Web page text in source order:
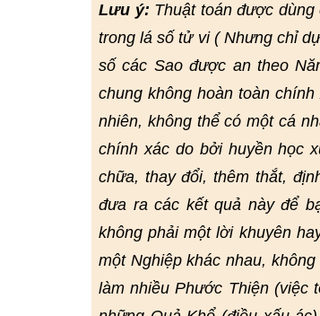
Lưu ý: Thuật toán được dùng
trong lá số tử vi ( Nhưng chỉ
số các Sao được an theo
chung không hoàn toàn
nhiên, không thể có một cá
chính xác do bởi huyền học
chữa, thay đổi, thêm thắt,
đưa ra các kết quả này để
không phải một lời khuyên
một Nghiệp khác nhau,
làm nhiều Phước Thiện (việc